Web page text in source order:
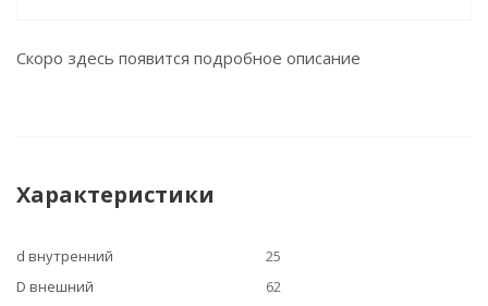
Скоро здесь появится подробное описание
Характеристики
d внутренний
25
D внешний
62